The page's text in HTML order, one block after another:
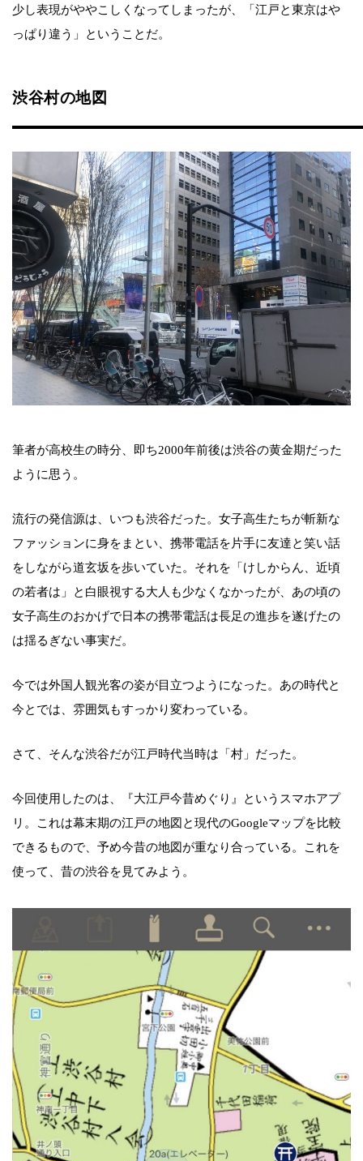
少し表現がややこしくなってしまったが、「江戸と東京はや
っぱり違う」ということだ。
渋谷村の地図
筆者が高校生の時分、即ち2000年前後は渋谷の黄金期だった
ように思う。
流行の発信源は、いつも渋谷だった。女子高生たちが斬新な
ファッションに身をまとい、携帯電話を片手に友達と笑い話
をしながら道玄坂を歩いていた。それを「けしからん、近頃
の若者は」と白眼視する大人も少なくなかったが、あの頃の
女子高生のおかげで日本の携帯電話は長足の進歩を遂げたの
は揺るぎない事実だ。
今では外国人観光客の姿が目立つようになった。あの時代と
今とでは、雰囲気もすっかり変わっている。
さて、そんな渋谷だが江戸時代当時は「村」だった。
今回使用したのは、『大江戸今昔めぐり』というスマホアプ
リ。これは幕末期の江戸の地図と現代のGoogleマップを比較
できるもので、予め今昔の地図が重なり合っている。これを
使って、昔の渋谷を見てみよう。